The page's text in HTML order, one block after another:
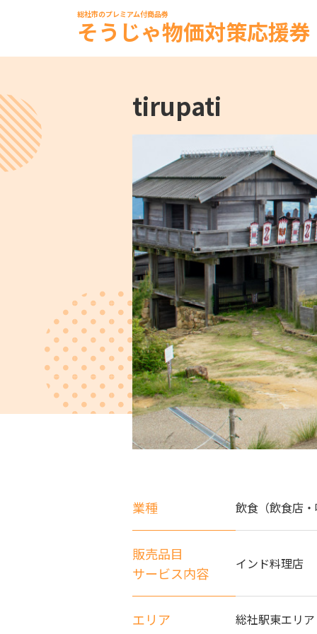
総社市のプレミアム付商品券
そうじゃ物価対策応援券
tirupati
業種 飲食（飲食店
販売品目
サービス内容
インド料理店
エリア 総社駅東エリア